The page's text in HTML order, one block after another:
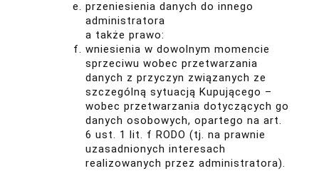
przeniesienia danych do innego
administratora
a także prawo:
wniesienia w dowolnym momencie
sprzeciwu wobec przetwarzania
danych z przyczyn związanych ze
szczególną sytuacją Kupującego –
wobec przetwarzania dotyczących go
danych osobowych, opartego na art.
6 ust. 1 lit. f RODO (tj. na prawnie
uzasadnionych interesach
realizowanych przez administratora).